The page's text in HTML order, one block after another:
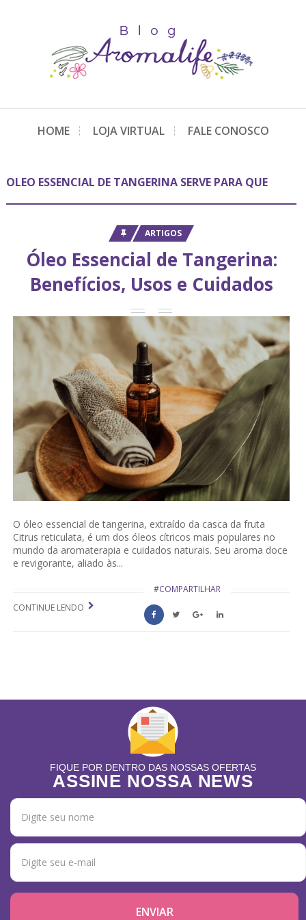
HOME LOJA VIRTUAL FALE CONOSCO
OLEO ESSENCIAL DE TANGERINA SERVE PARA QUE
ARTIGOS
Óleo Essencial de Tangerina:
Benefícios, Usos e Cuidados
O óleo essencial de tangerina, extraído da casca da fruta
Citrus reticulata, é um dos óleos cítricos mais populares no
mundo da aromaterapia e cuidados naturais. Seu aroma doce
e revigorante, aliado às...
CONTINUE LENDO
#COMPARTILHAR
FIQUE POR DENTRO DAS NOSSAS OFERTAS
ASSINE NOSSA NEWS